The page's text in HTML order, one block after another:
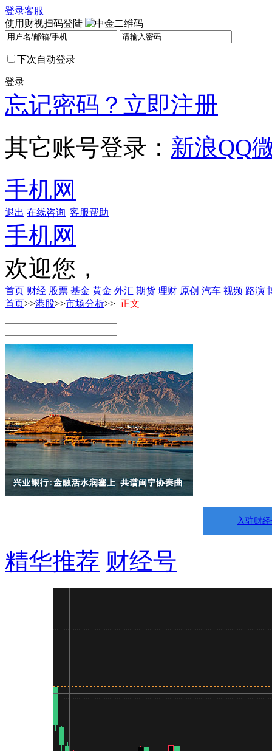
登录客服
使用财视扫码登陆
下次自动登录
登录
忘记密码？ 立即注册
其它账号登录： 新浪QQ
手机网
退出 在线咨询 |客服帮助
手机网
欢迎您，
首页 财经 股票 基金 黄金 外汇 期货 理财 原创 汽车 视频 路演
首页>>港股>>市场分析>> 正文
入驻财
精华推荐 财经号